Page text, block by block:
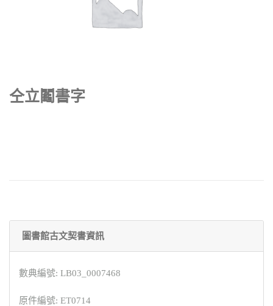
仝立鬮書字
圖書館古文契書資訊
數典編號: LB03_0007468
原件編號: ET0714